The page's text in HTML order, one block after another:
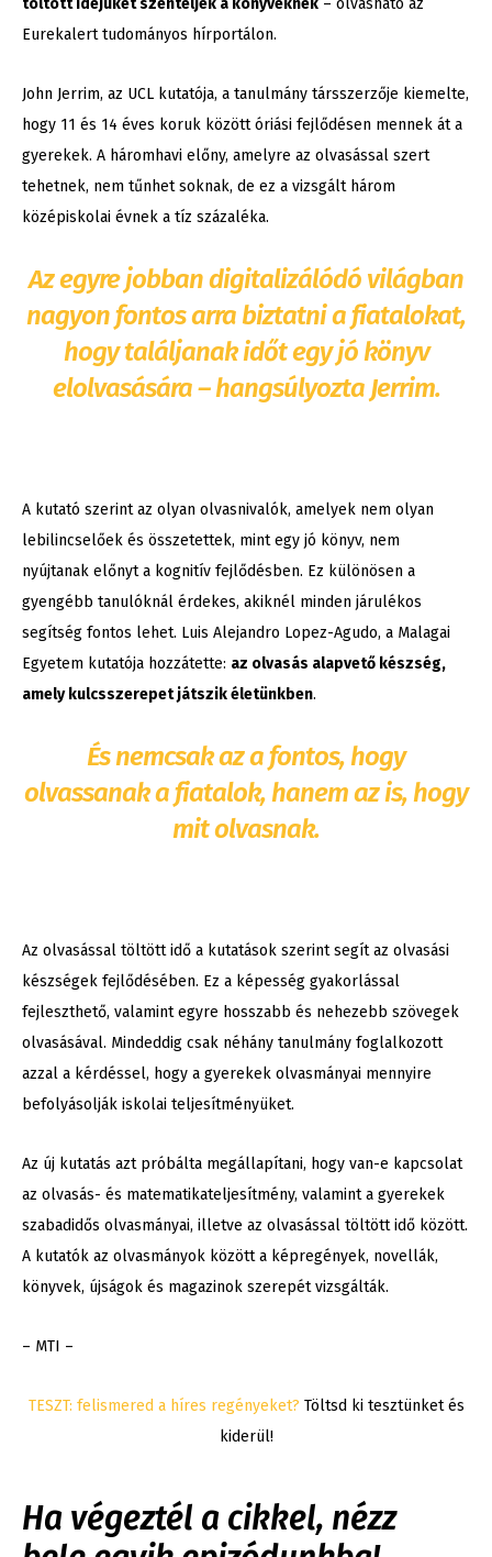
Eurekalert tudományos hírportálon.
John Jerrim, az UCL kutatója, a tanulmány társszerzője kiemelte,
hogy 11 és 14 éves koruk között óriási fejlődésen mennek át a
gyerekek. A háromhavi előny, amelyre az olvasással szert
tehetnek, nem tűnhet soknak, de ez a vizsgált három
középiskolai évnek a tíz százaléka.
Az egyre jobban digitalizálódó világban
nagyon fontos arra biztatni a fiatalokat,
hogy találjanak időt egy jó könyv
elolvasására – hangsúlyozta Jerrim.
A kutató szerint az olyan olvasnivalók, amelyek nem olyan
lebilincselőek és összetettek, mint egy jó könyv, nem
nyújtanak előnyt a kognitív fejlődésben. Ez különösen a
gyengébb tanulóknál érdekes, akiknél minden járulékos
segítség fontos lehet. Luis Alejandro Lopez-Agudo, a Malagai
Egyetem kutatója hozzátette: az olvasás alapvető készség,
amely kulcsszerepet játszik életünkben.
És nemcsak az a fontos, hogy
olvassanak a fiatalok, hanem az is, hogy
mit olvasnak.
Az olvasással töltött idő a kutatások szerint segít az olvasási
készségek fejlődésében. Ez a képesség gyakorlással
fejleszthető, valamint egyre hosszabb és nehezebb szövegek
olvasásával. Mindeddig csak néhány tanulmány foglalkozott
azzal a kérdéssel, hogy a gyerekek olvasmányai mennyire
befolyásolják iskolai teljesítményüket.
Az új kutatás azt próbálta megállapítani, hogy van-e kapcsolat
az olvasás- és matematikateljesítmény, valamint a gyerekek
szabadidős olvasmányai, illetve az olvasással töltött idő között.
A kutatók az olvasmányok között a képregények, novellák,
könyvek, újságok és magazinok szerepét vizsgálták.
– MTI –
TESZT: felismered a híres regényeket? Töltsd ki tesztünket és
kiderül!
Ha végeztél a cikkel, nézz